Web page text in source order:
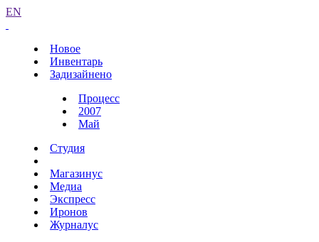
EN
Новое
Инвентарь
Задизайнено
Процесс
2007
Май
Студия
Магазинус
Медиа
Экспресс
Иронов
Журналус